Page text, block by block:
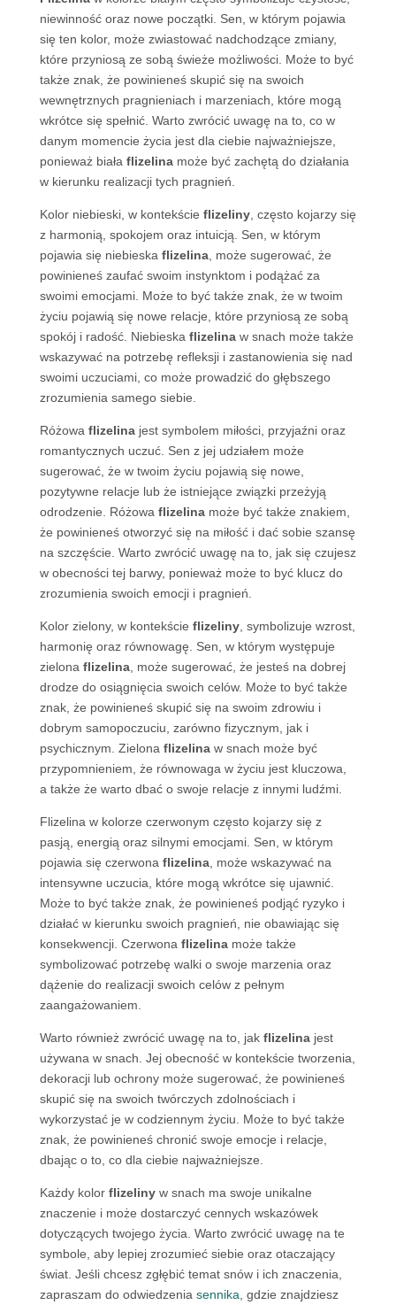
niewinność oraz nowe początki. Sen, w którym pojawia
się ten kolor, może zwiastować nadchodzące zmiany,
które przyniosą ze sobą świeże możliwości. Może to być
także znak, że powinieneś skupić się na swoich
wewnętrznych pragnieniach i marzeniach, które mogą
wkrótce się spełnić. Warto zwrócić uwagę na to, co w
danym momencie życia jest dla ciebie najważniejsze,
ponieważ biała flizelinamoże być zachętą do działania
w kierunku realizacji tych pragnień.
Kolor niebieski, w kontekście flizeliny, często kojarzy się
z harmonią, spokojem oraz intuicją. Sen, w którym
pojawia się niebieska flizelina, może sugerować, że
powinieneś zaufać swoim instynktom i podążać za
swoimi emocjami. Może to być także znak, że w twoim
życiu pojawią się nowe relacje, które przyniosą ze sobą
spokój i radość. Niebieska flizelinaw snach może także
wskazywać na potrzebę refleksji i zastanowienia się nad
swoimi uczuciami, co może prowadzić do głębszego
zrozumienia samego siebie.
Różowa flizelinajest symbolem miłości, przyjaźni oraz
romantycznych uczuć. Sen z jej udziałem może
sugerować, że w twoim życiu pojawią się nowe,
pozytywne relacje lub że istniejące związki przeżyją
odrodzenie. Różowa flizelinamoże być także znakiem,
że powinieneś otworzyć się na miłość i dać sobie szansę
na szczęście. Warto zwrócić uwagę na to, jak się czujesz
w obecności tej barwy, ponieważ może to być klucz do
zrozumienia swoich emocji i pragnień.
Kolor zielony, w kontekście flizeliny, symbolizuje wzrost,
harmonię oraz równowagę. Sen, w którym występuje
zielona flizelina, może sugerować, że jesteś na dobrej
drodze do osiągnięcia swoich celów. Może to być także
znak, że powinieneś skupić się na swoim zdrowiu i
dobrym samopoczuciu, zarówno fizycznym, jak i
psychicznym. Zielona flizelinaw snach może być
przypomnieniem, że równowaga w życiu jest kluczowa,
a także że warto dbać o swoje relacje z innymi ludźmi.
Flizelina w kolorze czerwonym często kojarzy się z
pasją, energią oraz silnymi emocjami. Sen, w którym
pojawia się czerwona flizelina, może wskazywać na
intensywne uczucia, które mogą wkrótce się ujawnić.
Może to być także znak, że powinieneś podjąć ryzyko i
działać w kierunku swoich pragnień, nie obawiając się
konsekwencji. Czerwona flizelinamoże także
symbolizować potrzebę walki o swoje marzenia oraz
dążenie do realizacji swoich celów z pełnym
zaangażowaniem.
Warto również zwrócić uwagę na to, jak flizelinajest
używana w snach. Jej obecność w kontekście tworzenia,
dekoracji lub ochrony może sugerować, że powinieneś
skupić się na swoich twórczych zdolnościach i
wykorzystać je w codziennym życiu. Może to być także
znak, że powinieneś chronić swoje emocje i relacje,
dbając o to, co dla ciebie najważniejsze.
Każdy kolor flizelinyw snach ma swoje unikalne
znaczenie i może dostarczyć cennych wskazówek
dotyczących twojego życia. Warto zwrócić uwagę na te
symbole, aby lepiej zrozumieć siebie oraz otaczający
świat. Jeśli chcesz zgłębić temat snów i ich znaczenia,
zapraszam do odwiedzenia sennika , gdzie znajdziesz